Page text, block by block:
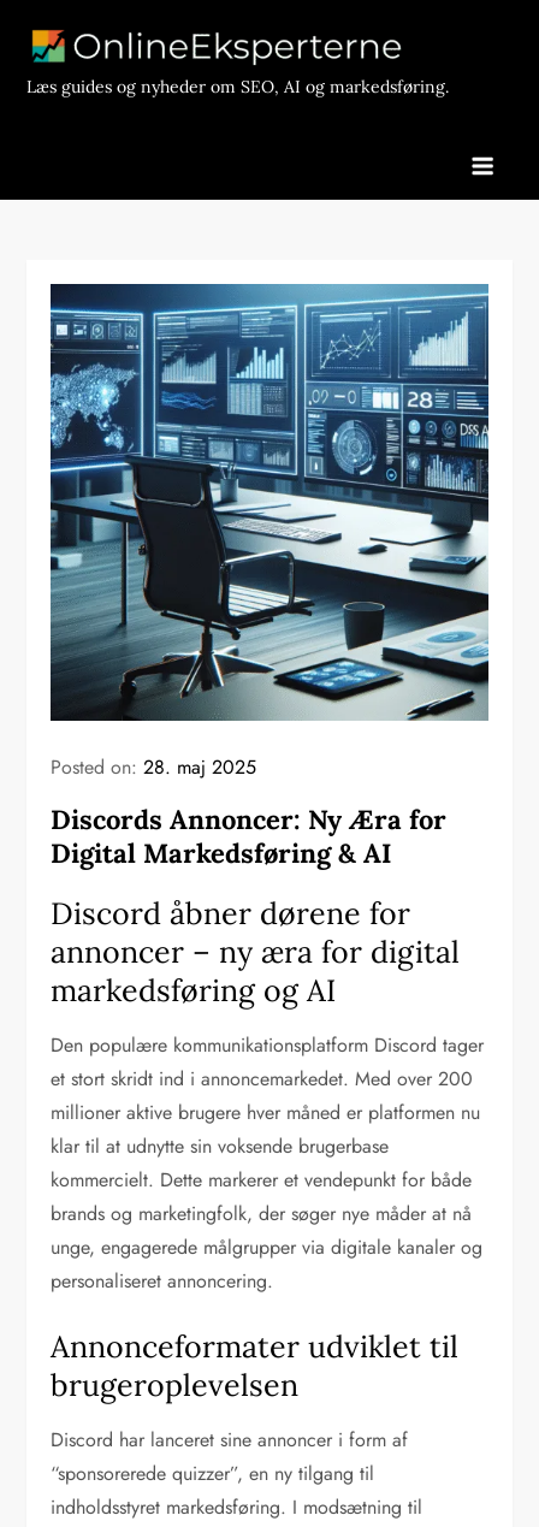
contentLæs guides og nyheder om SEO, AI og markedsføring.
Posted on:28. maj 2025
Discords Annoncer: Ny Æra for
Digital Markedsføring & AI
Discord åbner dørene for
annoncer – ny æra for digital
markedsføring og AI
Den populære kommunikationsplatform Discord tager
et stort skridt ind i annoncemarkedet. Med over 200
millioner aktive brugere hver måned er platformen nu
klar til at udnytte sin voksende brugerbase
kommercielt. Dette markerer et vendepunkt for både
brands og marketingfolk, der søger nye måder at nå
unge, engagerede målgrupper via digitale kanaler og
personaliseret annoncering.
Annonceformater udviklet til
brugeroplevelsen
Discord har lanceret sine annoncer i form af
“sponsorerede quizzer”, en ny tilgang til
indholdsstyret markedsføring. I modsætning til